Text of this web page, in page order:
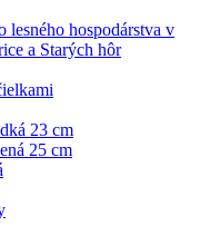
lesného hospodárstva v
a Starých hôr
23 cm
25 cm